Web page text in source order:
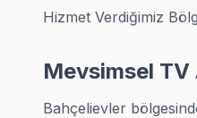
Arıza tespiti bitti mi?
En Sık Karşılaşılan
Hizmet Verdiğimiz
Mevsimsel TV
Bahçelievler